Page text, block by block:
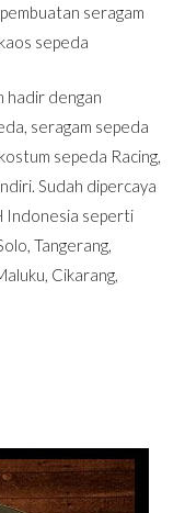
pembuatan seragam
sepeda
hadir dengan
seragam sepeda
sepeda Racing,
Sudah dipercaya
Indonesia seperti
Tangerang,
Cikarang,